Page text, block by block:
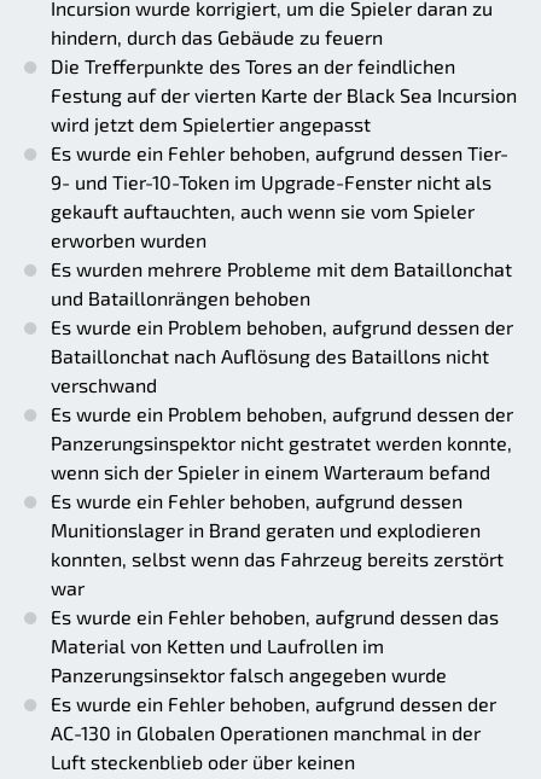
Incursion wurde korrigiert, um die Spieler daran zu
hindern, durch das Gebäude zu feuern
Die Trefferpunkte des Tores an der feindlichen
Festung auf der vierten Karte der Black Sea Incursion
wird jetzt dem Spielertier angepasst
Es wurde ein Fehler behoben, aufgrund dessen Tier-
9- und Tier-10-Token im Upgrade-Fenster nicht als
gekauft auftauchten, auch wenn sie vom Spieler
erworben wurden
Es wurden mehrere Probleme mit dem Bataillonchat
und Bataillonrängen behoben
Es wurde ein Problem behoben, aufgrund dessen der
Bataillonchat nach Auflösung des Bataillons nicht
verschwand
Es wurde ein Problem behoben, aufgrund dessen der
Panzerungsinspektor nicht gestratet werden konnte,
wenn sich der Spieler in einem Warteraum befand
Es wurde ein Fehler behoben, aufgrund dessen
Munitionslager in Brand geraten und explodieren
konnten, selbst wenn das Fahrzeug bereits zerstört
war
Es wurde ein Fehler behoben, aufgrund dessen das
Material von Ketten und Laufrollen im
Panzerungsinsektor falsch angegeben wurde
Es wurde ein Fehler behoben, aufgrund dessen der
AC-130 in Globalen Operationen manchmal in der
Luft steckenblieb oder über keinen